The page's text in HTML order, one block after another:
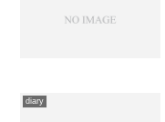
diary